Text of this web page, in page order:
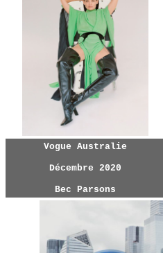
Vogue Australie
Décembre 2020
Bec Parsons